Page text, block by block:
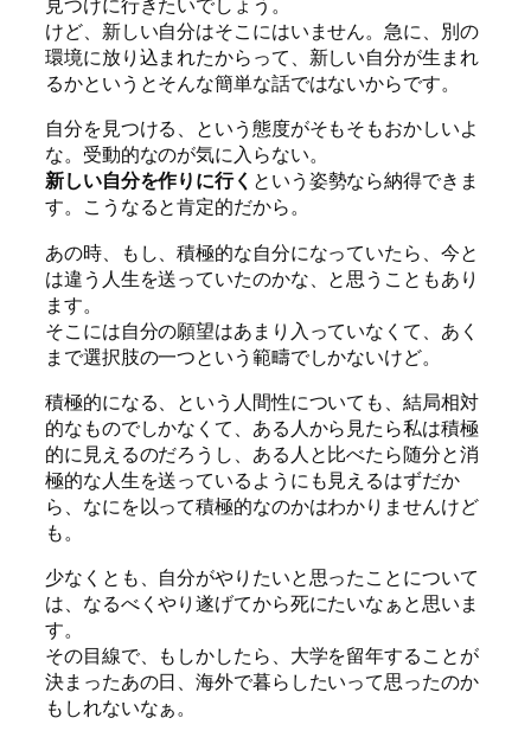
けど、新しい自分はそこにはいません。急に、別の
環境に放り込まれたからって、新しい自分が生まれ
るかというとそんな簡単な話ではないからです。
自分を見つける、という態度がそもそもおかしいよ
な。受動的なのが気に入らない。
新しい自分を作りに行く という姿勢なら納得できま
す。こうなると肯定的だから。
あの時、もし、積極的な自分になっていたら、今と
は違う人生を送っていたのかな、と思うこともあり
ます。
そこには自分の願望はあまり入っていなくて、あく
まで選択肢の一つという範疇でしかないけど。
積極的になる、という人間性についても、結局相対
的なものでしかなくて、ある人から見たら私は積極
的に見えるのだろうし、ある人と比べたら随分と消
極的な人生を送っているようにも見えるはずだか
ら、なにを以って積極的なのかはわかりませんけど
も。
少なくとも、自分がやりたいと思ったことについて
は、なるべくやり遂げてから死にたいなぁと思いま
す。
その目線で、もしかしたら、大学を留年することが
決まったあの日、海外で暮らしたいって思ったのか
もしれないなぁ。